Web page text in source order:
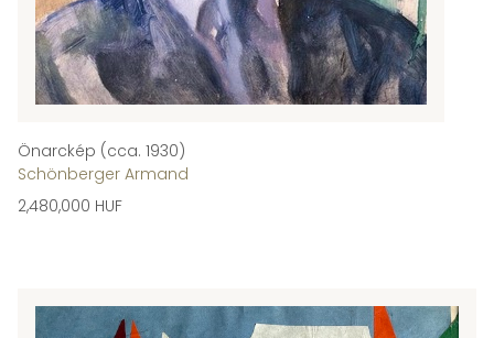
Önarckép (cca. 1930)
Schönberger Armand
2,480,000 HUF